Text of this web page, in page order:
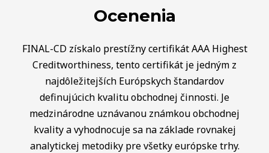
Ocenenia
FINAL-CD získalo prestížny certifikát AAA Highest
Creditworthiness, tento certifikát je jedným z
najdôležitejších Európskych štandardov
definujúcich kvalitu obchodnej činnosti. Je
medzinárodne uznávanou známkou obchodnej
kvality a vyhodnocuje sa na základe rovnakej
analytickej metodiky pre všetky európske trhy.